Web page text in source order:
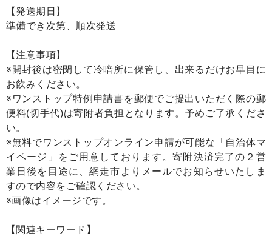
【発送期日】
準備でき次第、順次発送
【注意事項】
※開封後は密閉して冷暗所に保管し、出来るだけお早目に
お飲みください。
※ワンストップ特例申請書を郵便でご提出いただく際の郵
便料(切手代)は寄附者負担となります。予めご了承くださ
い。
※無料でワンストップオンライン申請が可能な「自治体マ
イページ」をご用意しております。寄附決済完了の２営
業日後を目途に、網走市よりメールでお知らせいたしま
すので内容をご確認ください。
※画像はイメージです。
【関連キーワード】